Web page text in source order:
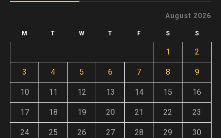
August 2026
M T W T F S S
1 2
3 4 5 6 7 8 9
10 11 12 13 14 15 16
17 18 19 20 21 22 23
24 25 26 27 28 29 30